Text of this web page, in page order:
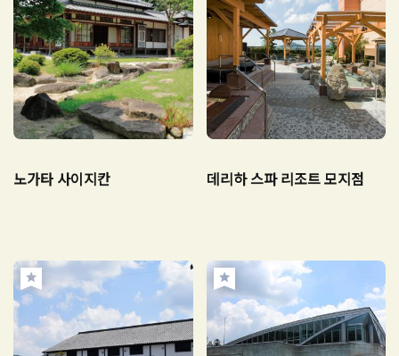
노가타 사이지칸 데리하 스파 리조트 모지점